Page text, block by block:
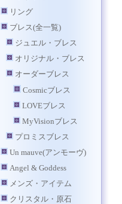
リング
ブレス(全一覧)
ジュエル・ブレス
オリジナル・ブレス
オーダーブレス
Cosmicブレス
LOVEブレス
MyVisionブレス
プロミスブレス
Un mauve(アンモーヴ)
Angel & Goddess
メンズ・アイテム
クリスタル・原石